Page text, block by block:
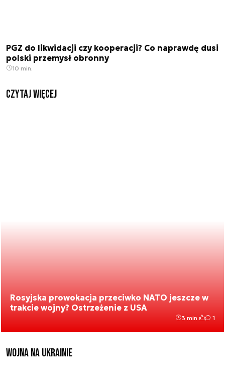
PGZ do likwidacji czy kooperacji? Co naprawdę dusi
polski przemysł obronny
10 min.
czytaj więcej
Rosyjska prowokacja przeciwko NATO jeszcze w
trakcie wojny? Ostrzeżenie z USA
3 min. 1
Wojna na Ukrainie